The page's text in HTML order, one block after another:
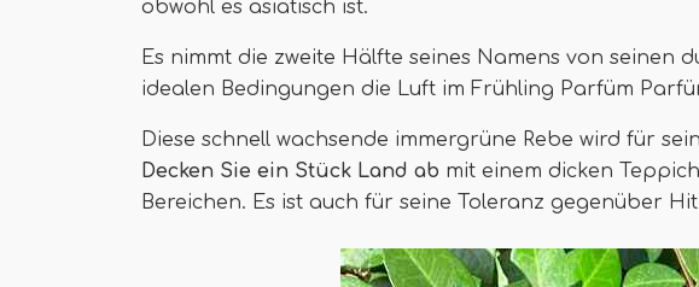
obwohl es asiatisch ist.
Es nimmt die zweite Hälfte seines Namens von seinen
idealen Bedingungen die Luft im Frühling Parfüm
Diese schnell wachsende immergrüne Rebe wird für
Decken Sie ein Stück Land ab mit einem dicken
Bereichen. Es ist auch für seine Toleranz gegenüber